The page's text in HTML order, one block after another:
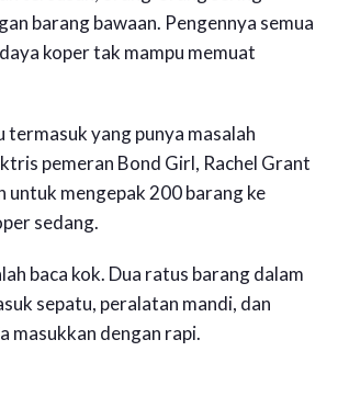
barang bawaan. Pengennya semua
koper tak mampu memuat
termasuk yang punya masalah
pemeran Bond Girl, Rachel Grant
untuk mengepak 200 barang ke
sedang.
baca kok. Dua ratus barang dalam
sepatu, peralatan mandi, dan
masukkan dengan rapi.